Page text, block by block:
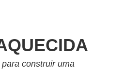
construir uma